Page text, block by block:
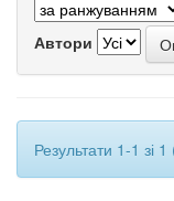
Автори
Результати 1-1 зі